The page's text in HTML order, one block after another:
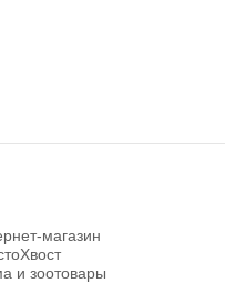
магазин
и зоотовары